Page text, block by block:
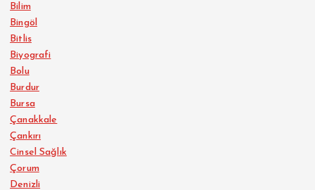
Bilim
Bingöl
Bitlis
Biyografi
Bolu
Burdur
Bursa
Çanakkale
Çankırı
Cinsel Sağlık
Çorum
Denizli